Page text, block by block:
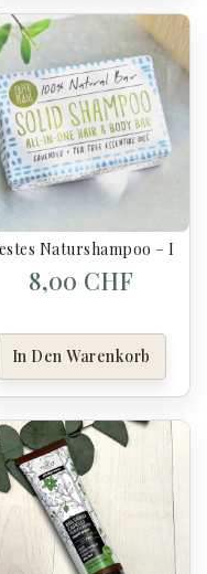
Obstgarten - Pimpant
Naturshampoo –
8,00 CHF
In Den Warenkorb